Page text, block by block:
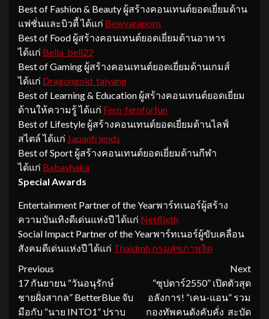
Best of Fashion & Beauty ผู้สร้างคอนเทนต์ยอดเยี่ยมด้าน
แฟชั่นและบิวตี้ ได้แก่ Bewvaraporn
Best of Food ผู้สร้างคอนเทนต์ยอดเยี่ยมด้านอาหาร
ได้แก่ Bella_bell22
Best of Gaming ผู้สร้างคอนเทนต์ยอดเยี่ยมด้านเกมส์
ได้แก่ Dragongold_taiyang
Best of Learning & Education ผู้สร้างคอนเทนต์ยอดเยี่ยม
ด้านให้ความรู้ ได้แก่ Fern_fernforfun
Best of Lifestyle ผู้สร้างคอนเทนต์ยอดเยี่ยมด้านไลฟ์
สไตล์ ได้แก่ Japanfriends
Best of Sport ผู้สร้างคอนเทนต์ยอดเยี่ยมด้านกีฬา
ได้แก่ Babayhaka
Special Awards
Entertainment Partner of the Yearพาร์ทเนอร์ผู้สร้าง
ความบันเทิงดีเด่นแห่งปี ได้แก่ Netflixth
Social Impact Partner of the Yearพาร์ทเนอร์ผู้ขับเคลื่อน
สังคมดีเด่นแห่งปี ได้แก่ Thaidmh กรมสุขภาพจิต
Continue
Reading
Previous
17 กันยายน “วันอนุรักษ์
ชายฝั่งสากล” BetterBlue จับ
มือกับ “นาย INTO1” ปราบ
Next
“ซุปตาร์2550” เปิดตัวสุด
อลังการ! “เคน-แอน” รวม
กองทัพคนดังคับคั่ง สะบัด